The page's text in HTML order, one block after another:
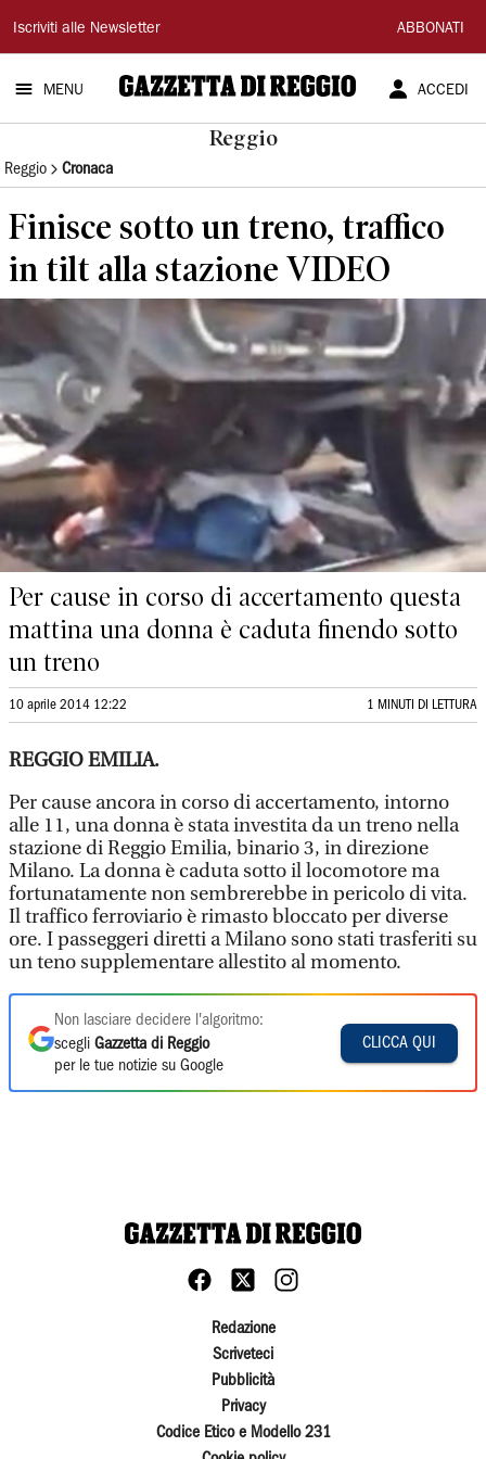
Gazzetta
di
Reggio
Iscriviti alle Newsletter ABBONATI
MENU ACCEDI
Reggio
Reggio Cronaca
Finisce sotto un treno, traffico
in tilt alla stazione VIDEO
Per cause in corso di accertamento questa
mattina una donna è caduta finendo sotto
un treno
10 aprile 2014 12:22 1 MINUTI DI LETTURA
REGGIO EMILIA.
Per cause ancora in corso di accertamento, intorno
alle 11, una donna è stata investita da un treno nella
stazione di Reggio Emilia, binario 3, in direzione
Milano. La donna è caduta sotto il locomotore ma
fortunatamente non sembrerebbe in pericolo di vita.
Il traffico ferroviario è rimasto bloccato per diverse
ore. I passeggeri diretti a Milano sono stati trasferiti su
un teno supplementare allestito al momento.
Non lasciare decidere l'algoritmo:
scegli Gazzetta di Reggio
per le tue notizie su Google
CLICCA QUI
Redazione
Scriveteci
Pubblicità
Privacy
Codice Etico e Modello 231